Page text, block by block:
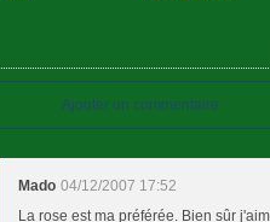
Ajouter un commentaire
Mado 04/12/2007 17:52
La rose est ma préférée. Bien sûr